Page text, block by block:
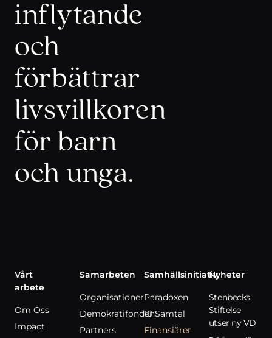
inflytande
och
förbättrar
livsvillkoren
för barn
och unga.
Vårt
arbete
Om Oss
Impact
Samarbeten
Organisationer
Demokratifonden
Partners
Samhällsinitiativ
Paradoxen
10 Samtal
Finansiärer
Nyheter
Stenbecks
Stiftelse
utser ny VD